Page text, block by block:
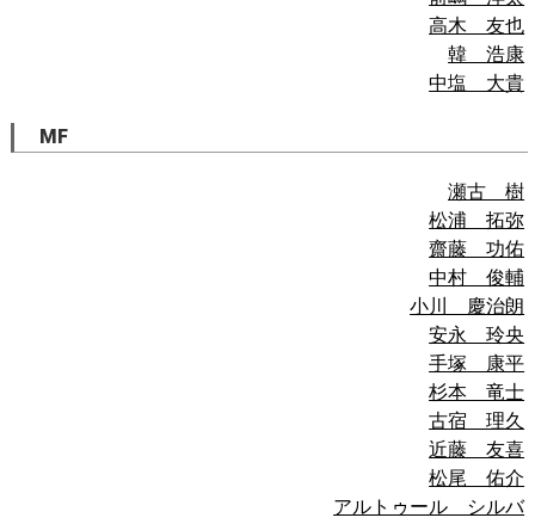
高木 友也
韓 浩康
中塩 大貴
MF
瀬古 樹
松浦 拓弥
齋藤 功佑
中村 俊輔
小川 慶治朗
安永 玲央
手塚 康平
杉本 竜士
古宿 理久
近藤 友喜
松尾 佑介
アルトゥール シルバ